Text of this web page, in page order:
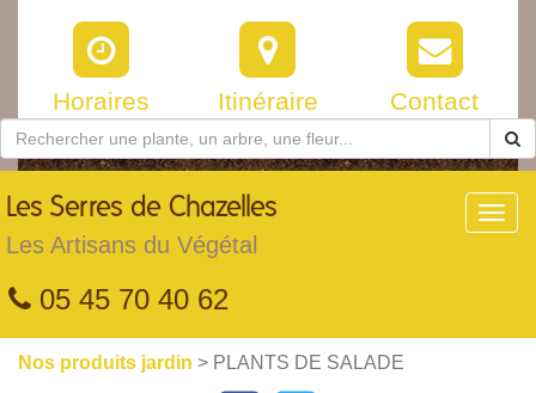
Horaires Itinéraire Contact
Les Serres de Chazelles
Les Artisans du Végétal
05 45 70 40 62
Nos produits jardin > PLANTS DE SALADE